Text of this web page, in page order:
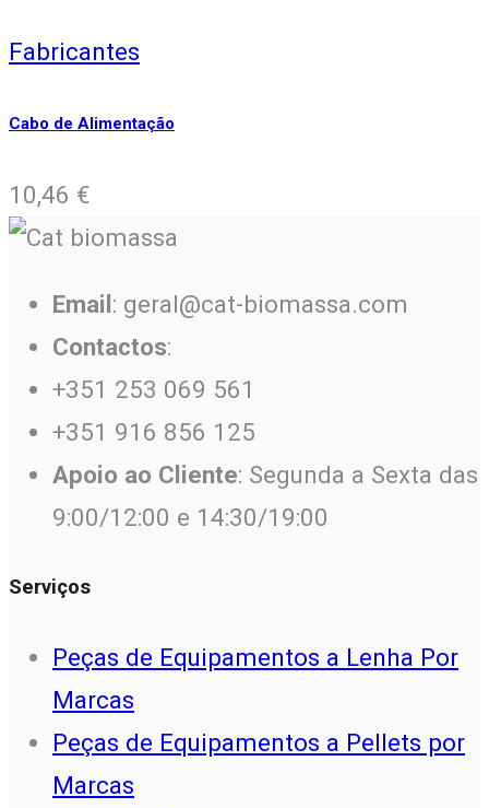
Fabricantes
Cabo de Alimentação
10,46 €
Email : geral@cat-biomassa.com
Contactos:
+351 253 069 561
+351 916 856 125
Apoio ao Cliente: Segunda a Sexta das
9:00/12:00 e 14:30/19:00
Serviços
Peças de Equipamentos a Lenha Por
Marcas
Peças de Equipamentos a Pellets por
Marcas